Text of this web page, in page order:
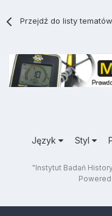
Przejdź do listy tematów
Język Styl
"Instytut Badań